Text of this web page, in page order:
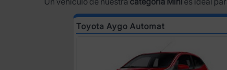
Toyota Aygo Automat